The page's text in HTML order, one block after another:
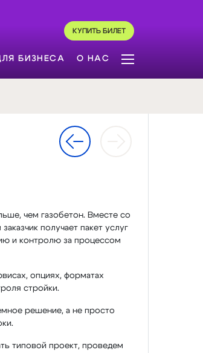
КУПИТЬ БИЛЕТ
БИЗНЕСА О НАС
чем газобетон. Вместе со
получает пакет услуг
и контролю за процессом
опциях, форматах
стройки.
решение, а не просто
типовой проект, проведем